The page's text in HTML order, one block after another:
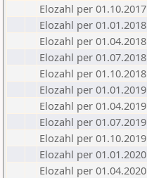
Elozahl per 01.10.2017
Elozahl per 01.01.2018
Elozahl per 01.04.2018
Elozahl per 01.07.2018
Elozahl per 01.10.2018
Elozahl per 01.01.2019
Elozahl per 01.04.2019
Elozahl per 01.07.2019
Elozahl per 01.10.2019
Elozahl per 01.01.2020
Elozahl per 01.04.2020